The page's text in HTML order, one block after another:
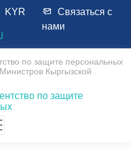
KYR
Связаться с
нами
по защите персональных
Кыргызской
по защите